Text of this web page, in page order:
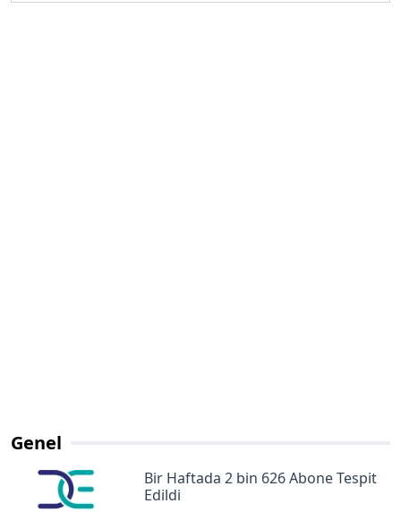
Genel
Bir Haftada 2 bin 626 Abone Tespit
Edildi